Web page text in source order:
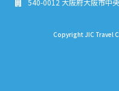
540-0012 大阪府大阪市中
Copyright JIC Travel